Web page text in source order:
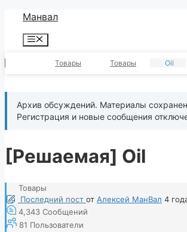
Перейти
содержимому
Манвал
Меню
Товары Товары Oil
Архив обсуждений. Материалы
Регистрация и новые сообщения
[Решаемая] Oil
Товары
Последний пост от Алексей МанВал 4
4,343 Сообщений
81 Пользователи